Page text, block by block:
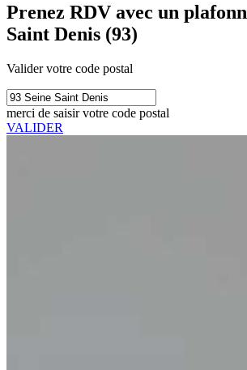
Prenez RDV avec un
Saint Denis (93)
Valider votre code postal
merci de saisir votre code postal
VALIDER